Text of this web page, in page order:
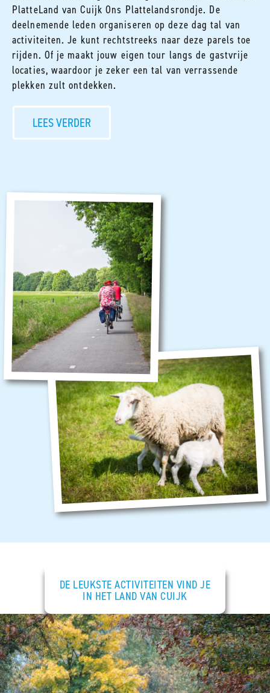
PlatteLand van Cuijk Ons Plattelandsrondje. De
deelnemende leden organiseren op deze dag tal van
activiteiten. Je kunt rechtstreeks naar deze parels toe
rijden. Of je maakt jouw eigen tour langs de gastvrije
locaties, waardoor je zeker een tal van verrassende
plekken zult ontdekken.
LEES VERDER
DE LEUKSTE ACTIVITEITEN VIND JE
IN HET LAND VAN CUIJK